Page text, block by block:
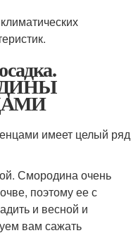
имеет целый ряд
Смородина очень
поэтому ее с
и весной и
вам сажать